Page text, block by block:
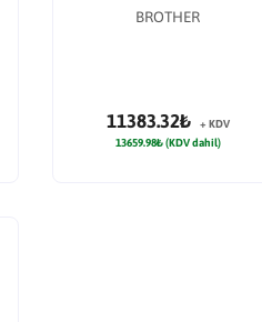
toner
BROTHER
11383.32₺
+ KDV
13659.98₺ (KDV dahil)